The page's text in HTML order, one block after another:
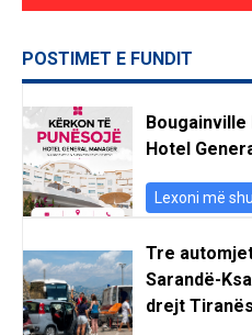
POSTIMET E FUNDIT
Bougainville
Hotel
Lexoni më
Tre
Sarandë-
drejt Tiranës